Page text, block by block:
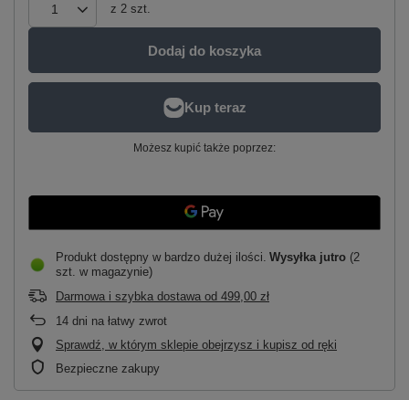
z 2 szt.
Dodaj do koszyka
Możesz kupić także poprzez:
Produkt dostępny w bardzo dużej ilości Wysyłka jutro (2
szt. w magazynie)
Darmowa i szybka dostawa od 499,00 zł
14 dni na łatwy zwrot
Sprawdź, w którym sklepie obejrzysz i kupisz od ręki
Bezpieczne zakupy